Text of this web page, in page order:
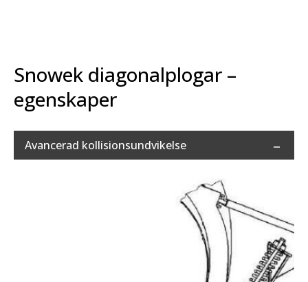
Snowek diagonalplogar –
egenskaper
Avancerad kollisionsundvikelse